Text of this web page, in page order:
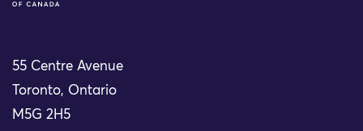
55 Centre Avenue
Toronto, Ontario
M5G 2H5